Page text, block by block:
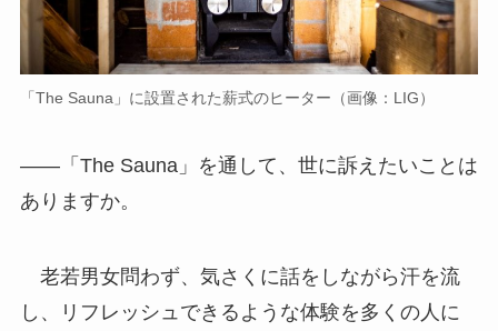
「The Sauna」に設置された薪式のヒーター（画像：LIG）
――「The Sauna」を通して、世に訴えたいことは
ありますか。
老若男女問わず、気さくに話をしながら汗を流
し、リフレッシュできるような体験を多くの人に